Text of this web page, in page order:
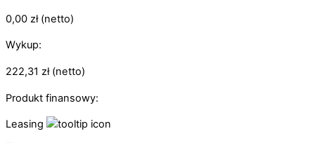
0,00 zł(netto)
Wykup:
222,31 zł(netto)
Produkt finansowy:
Leasing